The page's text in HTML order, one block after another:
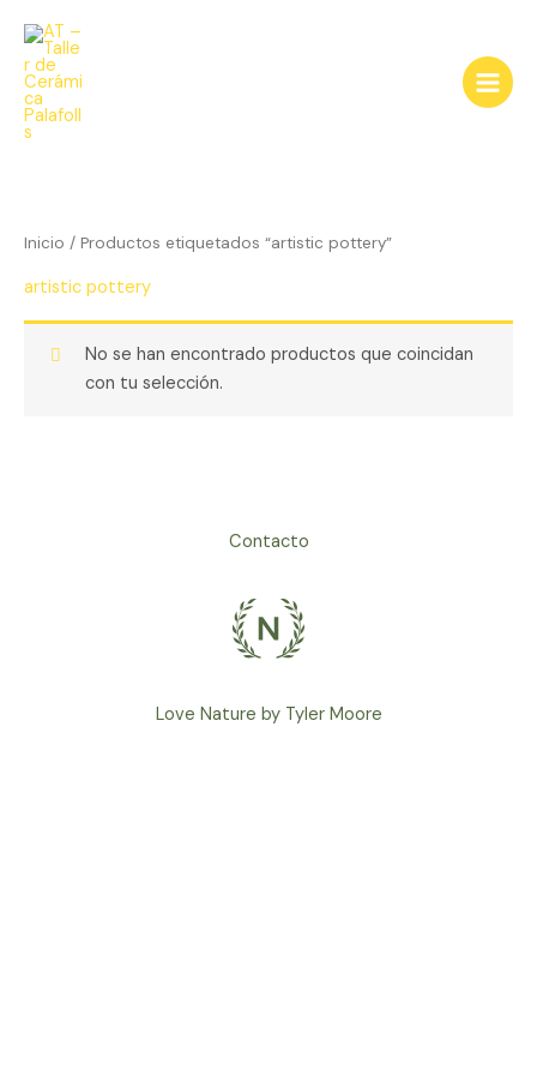
contenido
Inicio / Productos etiquetados “artistic pottery”
artistic pottery
No se han encontrado productos que coincidan
con tu selección.
Contacto
Love Nature by Tyler Moore